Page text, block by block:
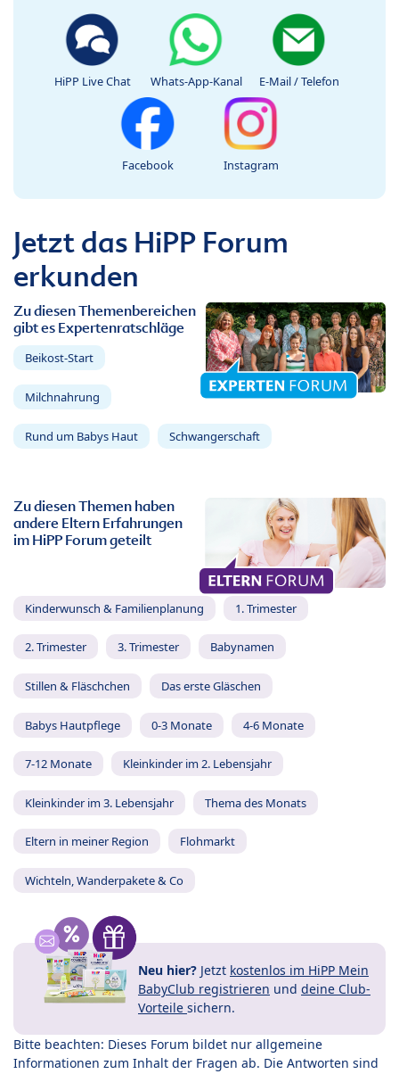
HiPP Live Chat Whats-App-Kanal E-Mail / Telefon
Facebook Instagram
Jetzt das HiPP Forum
erkunden
Zu diesen Themenbereichen
gibt es Expertenratschläge
Beikost-Start
Milchnahrung
Rund um Babys Haut Schwangerschaft
Zu diesen Themen haben
andere Eltern Erfahrungen
im HiPP Forum geteilt
Kinderwunsch & Familienplanung 1. Trimester
2. Trimester 3. Trimester Babynamen
Stillen & Fläschchen Das erste Gläschen
Babys Hautpflege 0-3 Monate 4-6 Monate
7-12 Monate Kleinkinder im 2. Lebensjahr
Kleinkinder im 3. Lebensjahr Thema des Monats
Eltern in meiner Region Flohmarkt
Wichteln, Wanderpakete & Co
Neu hier? Jetzt kostenlos im HiPP Mein
BabyClub registrieren und deine Club-
Vorteile sichern.
Bitte beachten: Dieses Forum bildet nur allgemeine
Informationen zum Inhalt der Fragen ab. Die Antworten sind